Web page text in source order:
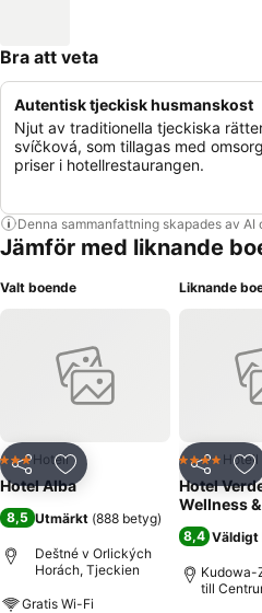
Bra att veta
Autentisk tjeckisk husmanskost
Njut av traditionella tjeckiska
svíčková, som tillagas med
priser i hotellrestaurangen.
Denna sammanfattning skapades av
Jämför med liknande
Valt boende
Dela Lägg till i Mina
3 Stjärnor
Hotell
Hotel Alba
8,5 Utmärkt (888 betyg)
Deštné v Orlických
Horách, Tjeckien
Gratis Wi-Fi
Liknande
Dela
4 StjärnorHotell
Hotel
Wellness
8,4 Väldigt
Kudowa-
till